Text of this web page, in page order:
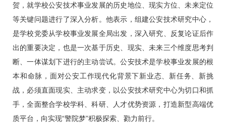
贺，就学校公安技术事业发展的历史地位、现实方位、未来定位
等关键问题进行了深入分析。他表示，组建公安技术研究中心，
是学校党委从学校事业发展全局出发，深入研究、反复论证后作
出的重要决定，也是一次基于历史、现实、未来三个维度思考判
断、一体谋划下进行的主动尝试。公安技术是学校事业发展的根
本和命脉，面对公安工作现代化背景下新业态、新任务、新挑
战，必须直面现实、主动求变，以公安技术研究中心为切口和抓
手，全面整合学校学科、科研、人才优势资源，打造新型高端优
质平台，向实现“警院梦”积极探索、勠力前行。